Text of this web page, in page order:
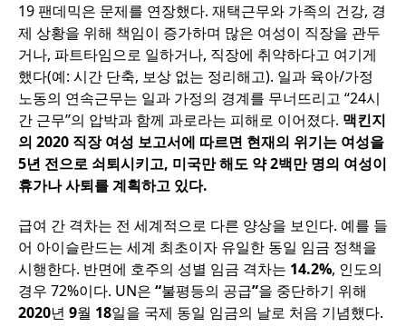
19 팬데믹은 문제를 연장했다. 재택근무와 가족의 건강, 경
제 상황을 위해 책임이 증가하며 많은 여성이 직장을 관두
거나, 파트타임으로 일하거나, 직장에 취약하다고 여기게
했다(예: 시간 단축, 보상 없는 정리해고). 일과 육아/가정
노동의 연속근무는 일과 가정의 경계를 무너뜨리고 “24시
간 근무”의 압박과 함께 과로라는 피해로 이어졌다. 맥킨지
의 2020 직장 여성 보고서에 따르면 현재의 위기는 여성을
5년 전으로 쇠퇴시키고, 미국만 해도 약 2백만 명의 여성이
휴가나 사퇴를 계획하고 있다.
급여 간 격차는 전 세계적으로 다른 양상을 보인다. 예를 들
어 아이슬란드는 세계 최초이자 유일한 동일 임금 정책을
시행한다. 반면에 호주의 성별 임금 격차는 14.2%, 인도의
경우 72%이다. UN은 “불평등의 공급”을 중단하기 위해
2020년 9월 18일을 국제 동일 임금의 날로 처음 기념했다.